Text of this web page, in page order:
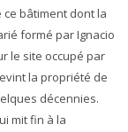
ce bâtiment dont la
formé par Ignacio
le site occupé par
la propriété de
décennies.
mit fin à la